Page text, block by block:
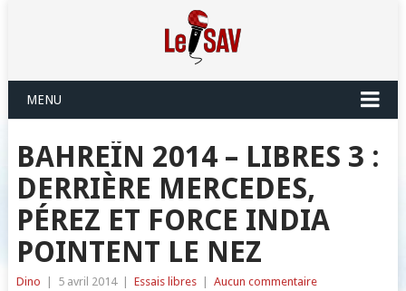
MENU
BAHREÏN 2014 – LIBRES 3 :
DERRIÈRE MERCEDES,
PÉREZ ET FORCE INDIA
POINTENT LE NEZ
Dino 5 avril 2014 Essais libres Aucun commentaire